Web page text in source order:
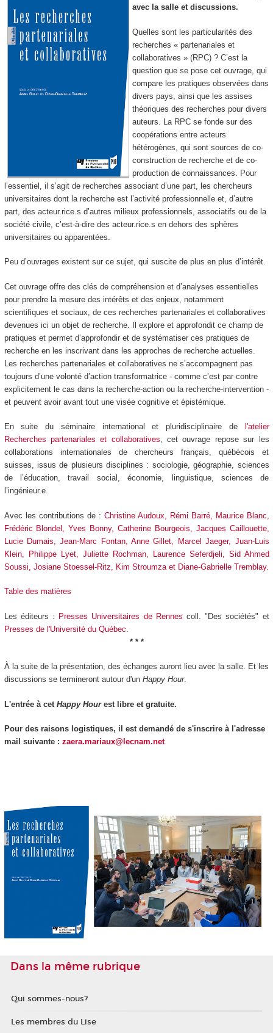
avec la salle et discussions.
Quelles sont les particularités des
recherches « partenariales et
collaboratives » (RPC) ? C’est la
question que se pose cet ouvrage, qui
compare les pratiques observées dans
divers pays, ainsi que les assises
théoriques des recherches pour divers
auteurs. La RPC se fonde sur des
coopérations entre acteurs
hétérogènes, qui sont sources de co-
construction de recherche et de co-
production de connaissances. Pour
l’essentiel, il s’agit de recherches associant d’une part, les chercheurs
universitaires dont la recherche est l’activité professionnelle et, d’autre
part, des acteur.rice.s d’autres milieux professionnels, associatifs ou de la
société civile, c’est-à-dire des acteur.rice.s en dehors des sphères
universitaires ou apparentées.
Peu d’ouvrages existent sur ce sujet, qui suscite de plus en plus d’intérêt.
Cet ouvrage offre des clés de compréhension et d’analyses essentielles
pour prendre la mesure des intérêts et des enjeux, notamment
scientifiques et sociaux, de ces recherches partenariales et collaboratives
devenues ici un objet de recherche. Il explore et approfondit ce champ de
pratiques et permet d’approfondir et de systématiser ces pratiques de
recherche en les inscrivant dans les approches de recherche actuelles.
Les recherches partenariales et collaboratives ne s’accompagnent pas
toujours d’une volonté d’action transformatrice - comme c’est par contre
explicitement le cas dans la recherche-action ou la recherche-intervention -
et peuvent avoir avant tout une visée cognitive et épistémique.
En suite du séminaire international et pluridisciplinaire de
l'atelier
Recherches partenariales et collaboratives, cet ouvrage repose sur les
collaborations internationales de chercheurs français, québécois et
suisses, issus de plusieurs disciplines : sociologie, géographie, sciences
de l’éducation, travail social, économie, linguistique, sciences de
l’ingénieur.e.
Avec les contributions de : Christine Audoux, Rémi Barré, Maurice Blanc,
Frédéric Blondel, Yves Bonny, Catherine Bourgeois, Jacques Caillouette,
Lucie Dumais, Jean-Marc Fontan, Anne Gillet, Marcel Jaeger, Juan-Luis
Klein, Philippe Lyet, Juliette Rochman, Laurence Seferdjeli, Sid Ahmed
Soussi, Josiane Stoessel-Ritz, Kim Stroumza et Diane-Gabrielle Tremblay.
Table des matières
Les éditeurs : Presses Universitaires de Rennes coll. "Des sociétés" et
Presses de l'Université du Québec
* * *
À la suite de la présentation, des échanges auront lieu avec la salle. Et les
discussions se termineront autour d'un Happy Hour.
L'entrée à cet Happy Hourest libre et gratuite.
Pour des raisons logistiques, il est demandé de s'inscrire à l'adresse
mail suivante : zaera.mariaux@lecnam.net
Dans la même rubrique
Qui sommes-nous?
Les membres du Lise